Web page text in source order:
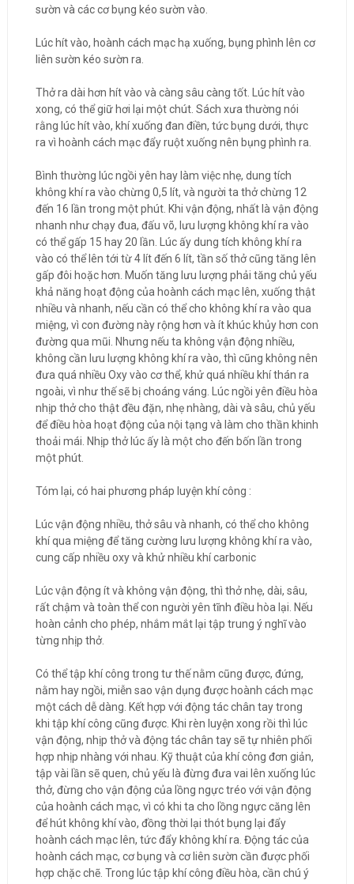
sườn và các cơ bụng kéo sườn vào.
Lúc hít vào, hoành cách mạc hạ xuống, bụng phình lên cơ
liên sườn kéo sườn ra.
Thở ra dài hơn hít vào và càng sâu càng tốt. Lúc hít vào
xong, có thể giữ hơi lại một chút. Sách xưa thường nói
rằng lúc hít vào, khí xuống đan điền, tức bụng dưới, thực
ra vì hoành cách mạc đẩy ruột xuống nên bụng phình ra.
Bình thường lúc ngồi yên hay làm việc nhẹ, dung tích
không khí ra vào chừng 0,5 lít, và người ta thở chừng 12
đến 16 lần trong một phút. Khi vận động, nhất là vận động
nhanh như chạy đua, đấu võ, lưu lượng không khí ra vào
có thể gấp 15 hay 20 lần. Lúc ấy dung tích không khí ra
vào có thể lên tới từ 4 lít đến 6 lít, tần số thở cũng tăng lên
gấp đôi hoặc hơn. Muốn tăng lưu lượng phải tăng chủ yếu
khả năng hoạt động của hoành cách mạc lên, xuống thật
nhiều và nhanh, nếu cần có thể cho không khí ra vào qua
miệng, vì con đường này rộng hơn và ít khúc khủy hơn con
đường qua mũi. Nhưng nếu ta không vận động nhiều,
không cần lưu lượng không khí ra vào, thì cũng không nên
đưa quá nhiều Oxy vào cơ thể, khử quá nhiều khí thán ra
ngoài, vì như thế sẽ bị choáng váng. Lúc ngồi yên điều hòa
nhịp thở cho thật đều đặn, nhẹ nhàng, dài và sâu, chủ yếu
để điều hòa hoạt động của nội tạng và làm cho thần khinh
thoải mái. Nhịp thở lúc ấy là một cho đến bốn lần trong
một phút.
Tóm lại, có hai phương pháp luyện khí công :
Lúc vận động nhiều, thở sâu và nhanh, có thể cho không
khí qua miệng để tăng cường lưu lượng không khí ra vào,
cung cấp nhiều oxy và khử nhiều khí carbonic
Lúc vận động ít và không vận động, thì thở nhẹ, dài, sâu,
rất chậm và toàn thể con người yên tĩnh điều hòa lại. Nếu
hoàn cảnh cho phép, nhắm mắt lại tập trung ý nghĩ vào
từng nhịp thở.
Có thể tập khí công trong tư thế nằm cũng được, đứng,
nằm hay ngồi, miễn sao vận dụng được hoành cách mạc
một cách dễ dàng. Kết hợp với động tác chân tay trong
khi tập khí công cũng được. Khi rèn luyện xong rồi thì lúc
vận động, nhịp thở và động tác chân tay sẽ tự nhiên phối
hợp nhịp nhàng với nhau. Kỹ thuật của khí công đơn giản,
tập vài lần sẽ quen, chủ yếu là đừng đưa vai lên xuống lúc
thở, đừng cho vận động của lồng ngực tréo với vận động
của hoành cách mạc, vì có khi ta cho lồng ngực căng lên
để hút không khí vào, đồng thời lại thót bụng lại đẩy
hoành cách mạc lên, tức đẩy không khí ra. Động tác của
hoành cách mạc, cơ bụng và cơ liên sườn cần được phối
hợp chặc chẽ. Trong lúc tập khí công điều hòa, cần chú ý